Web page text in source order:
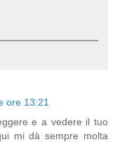
ore 13:21
e a vedere il tuo
mi dà sempre molta